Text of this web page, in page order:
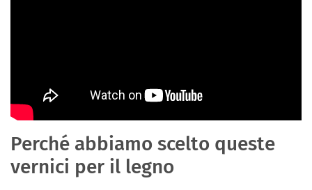
Perché abbiamo scelto queste
vernici per il legno